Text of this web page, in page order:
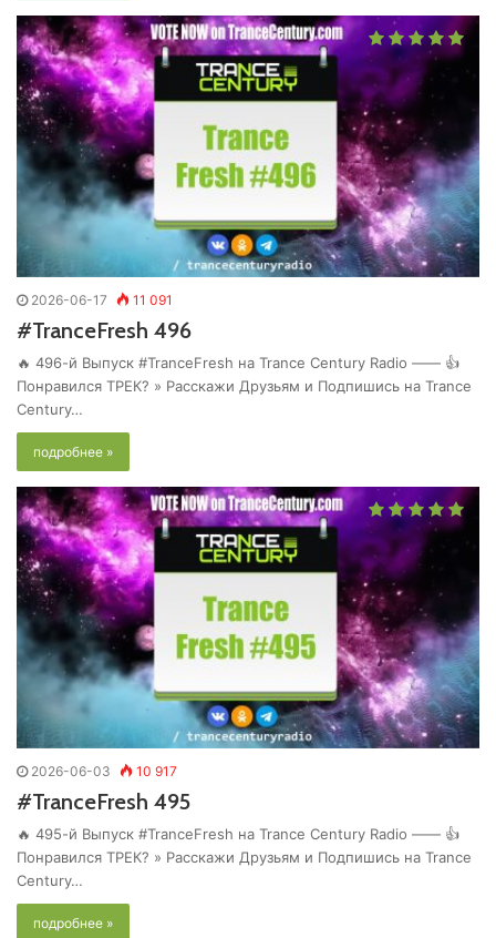
2026-06-17 11 091
#TranceFresh 496
🔥 496-й Выпуск #TranceFresh на Trance Century Radio —— 👍
Понравился ТРЕК? » Расскажи Друзьям и Подпишись на Trance
Century…
подробнее »
2026-06-03 10 917
#TranceFresh 495
🔥 495-й Выпуск #TranceFresh на Trance Century Radio —— 👍
Понравился ТРЕК? » Расскажи Друзьям и Подпишись на Trance
Century…
подробнее »